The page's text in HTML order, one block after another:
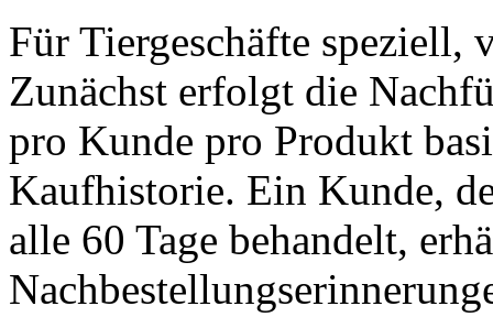
Für Tiergeschäfte speziell,
Zunächst erfolgt die
pro Kunde pro Produkt
Kaufhistorie. Ein Kunde,
alle 60 Tage behandelt,